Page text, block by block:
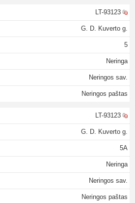
LT-93123
G. D. Kuverto g.
5
Neringa
Neringos sav.
Neringos paštas
LT-93123
G. D. Kuverto g.
5A
Neringa
Neringos sav.
Neringos paštas